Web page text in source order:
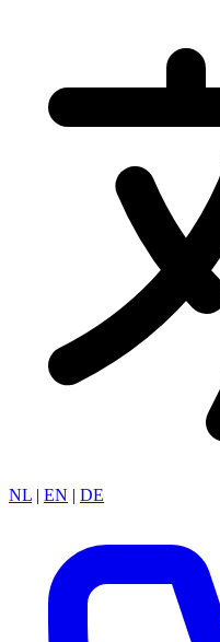
NL | EN | DE